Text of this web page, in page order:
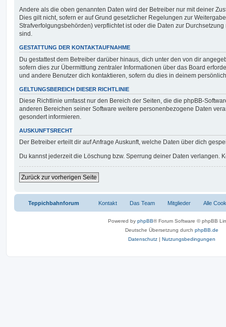
Andere als die oben genannten Daten wird der Betreiber nur mit deiner
Dies gilt nicht, sofern er auf Grund gesetzlicher Regelungen zur
Strafverfolgungsbehörden) verpflichtet ist oder die Daten zur
sind.
GESTATTUNG DER KONTAKTAUFNAHME
Du gestattest dem Betreiber darüber hinaus, dich unter den von dir
sofern dies zur Übermittlung zentraler Informationen über das Board
und andere Benutzer dich kontaktieren, sofern du dies in deinem
GELTUNGSBEREICH DIESER RICHTLINIE
Diese Richtlinie umfasst nur den Bereich der Seiten, die die phpBB-
anderen Bereichen seiner Software weitere personenbezogene Daten
gesondert informieren.
AUSKUNFTSRECHT
Der Betreiber erteilt dir auf Anfrage Auskunft, welche Daten über dich
Du kannst jederzeit die Löschung bzw. Sperrung deiner Daten verlangen.
Zurück zur vorherigen Seite
Teppichbahnforum Alle
Mitglieder
Das Team
Kontakt
Powered by phpBB® Forum Software © phpBB
Deutsche Übersetzung durch phpBB.de
Datenschutz | Nutzungsbedingungen